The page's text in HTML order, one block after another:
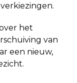
het
van
een nieuw,